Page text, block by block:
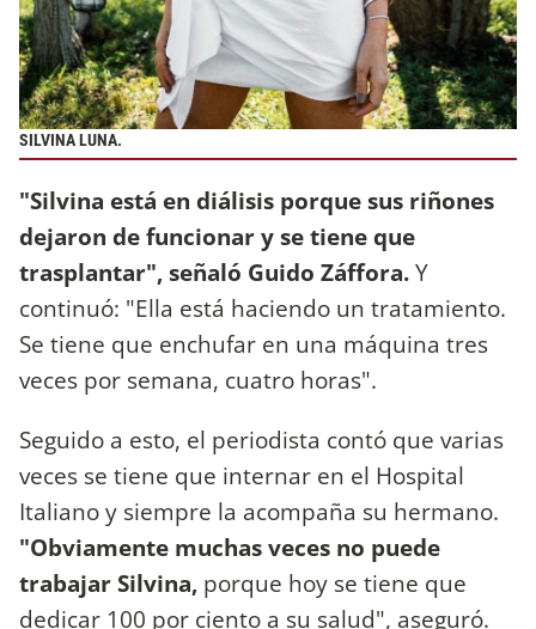
SILVINA LUNA.
"Silvina está en diálisis porque sus riñones
dejaron de funcionar y se tiene que
trasplantar", señaló Guido Záffora.Y
continuó: "Ella está haciendo un tratamiento.
Se tiene que enchufar en una máquina tres
veces por semana, cuatro horas".
Seguido a esto, el periodista contó que varias
veces se tiene que internar en el Hospital
Italiano y siempre la acompaña su hermano.
"Obviamente muchas veces no puede
trabajar Silvina, porque hoy se tiene que
dedicar 100 por ciento a su salud", aseguró.